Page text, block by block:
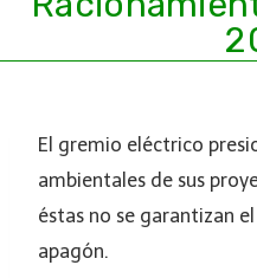
El gremio eléctrico
ambientales de sus
éstas no se garantizan
apagón.